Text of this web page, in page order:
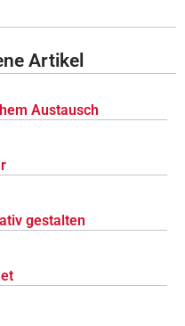
Artikel
Austausch
gestalten